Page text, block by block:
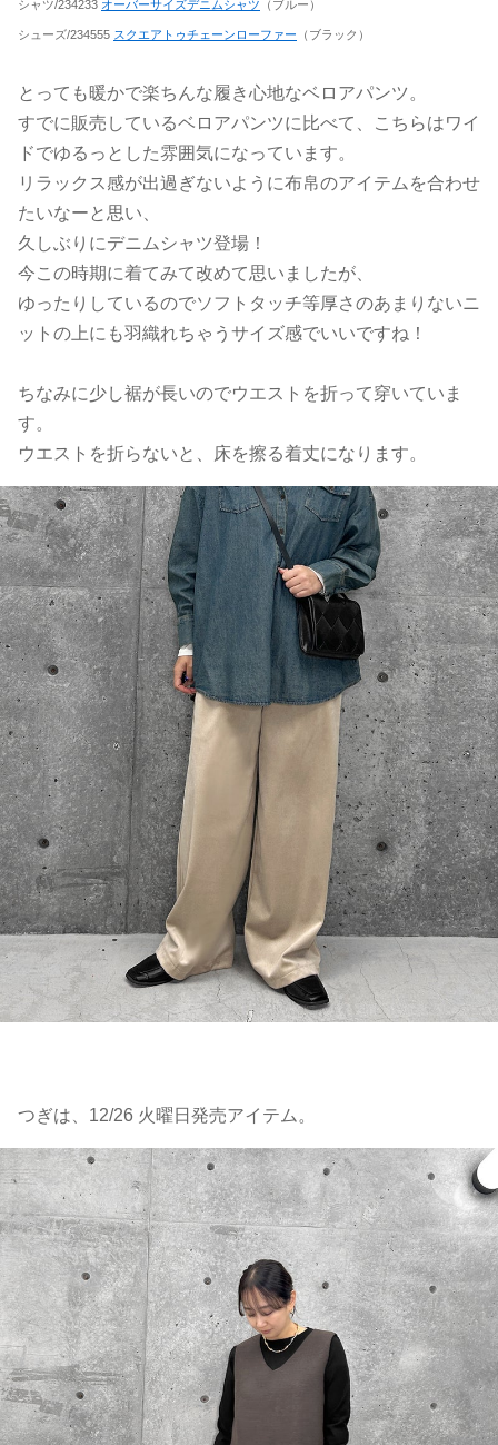
シャツ/234233 オーバーサイズデニムシャツ （ブルー）
シューズ/234555 スクエアトゥチェーンローファー （ブラック）
とっても暖かで楽ちんな履き心地なベロアパンツ。
すでに販売しているベロアパンツに比べて、こちらはワイ
ドでゆるっとした雰囲気になっています。
リラックス感が出過ぎないように布帛のアイテムを合わせ
たいなーと思い、
久しぶりにデニムシャツ登場！
今この時期に着てみて改めて思いましたが、
ゆったりしているのでソフトタッチ等厚さのあまりないニ
ットの上にも羽織れちゃうサイズ感でいいですね！
ちなみに少し裾が長いのでウエストを折って穿いていま
す。
ウエストを折らないと、床を擦る着丈になります。
つぎは、12/26 火曜日発売アイテム。